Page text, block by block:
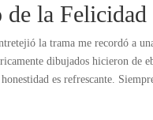
la
la trama me recordó a
dibujados hicieron de
es refrescante.